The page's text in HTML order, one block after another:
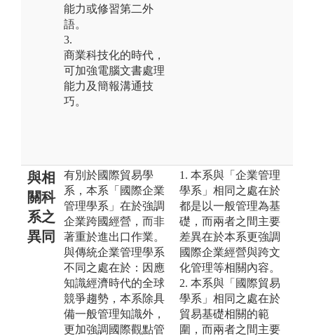
能力或修習第二外
語。
3.
商業科技化的時代，
可加強電腦文書處理
能力及簡報溝通技
巧。
與相
關科
系之
異同
有別於國際貿易學
系，本系「國際企業
管理學系」在於強調
企業跨國經營，而非
著重於進出口作業。
與傳統企業管理學系
不同之處在於：因應
知識經濟時代的全球
競爭趨勢，本系除具
備一般管理知識外，
更加強調國際觀點管
1. 本系與「企業管理
學系」相同之處在於
都是以一般管理為基
礎，而兩者之間主要
差異在於本系更強調
國際企業經營與跨文
化管理等相關內容。
2. 本系與「國際貿易
學系」相同之處在於
貿易基礎相關的範
圍，而兩者之間主要